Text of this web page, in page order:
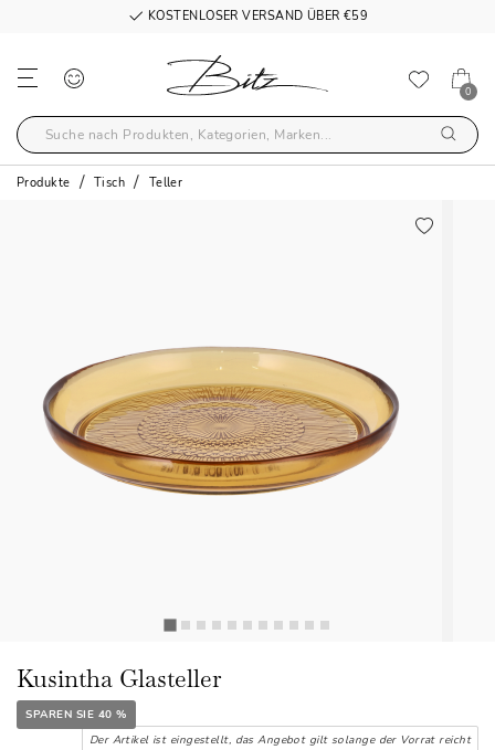
KOSTENLOSER VERSAND ÜBER €59
0
Produkte Tisch Teller
Kusintha Glasteller
SPAREN SIE 40 %
Der Artikel ist eingestellt, das Angebot gilt solange der Vorrat reicht